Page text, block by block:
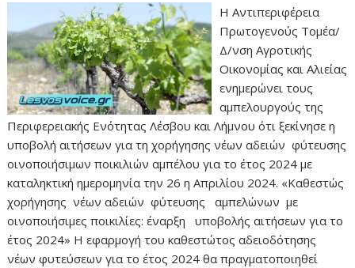
Η Αντιπεριφέρεια
Πρωτογενούς Τομέα/
Δ/νση Αγροτικής
Οικονομίας και Αλιείας
ενημερώνει τους
αμπελουργούς της
Περιφερειακής Ενότητας Λέσβου και Λήμνου ότι ξεκίνησε η
υποβολή αιτήσεων για τη χορήγησης νέων αδειών φύτευσης
οινοποιήσιμων ποικιλιών αμπέλου για το έτος 2024 με
καταληκτική ημερομηνία την 26 η Απριλίου 2024. «Καθεστώς
χορήγησης νέων αδειών φύτευσης αμπελώνων με
οινοποιήσιμες ποικιλίες: έναρξη υποβολής αιτήσεων για το
έτος 2024» Η εφαρμογή του καθεστώτος αδειοδότησης
νέων φυτεύσεων για το έτος 2024 θα πραγματοποιηθεί